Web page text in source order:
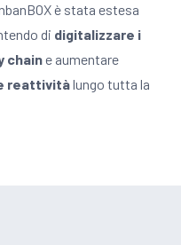
è stata estesa
di digitalizzare i
chaine aumentare
reattivitàlungo tutta la